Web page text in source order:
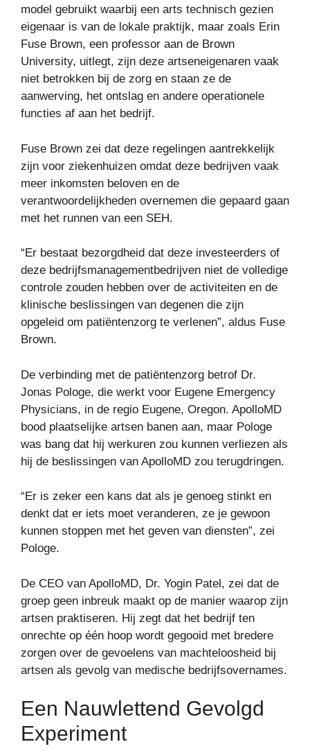
model gebruikt waarbij een arts technisch gezien
eigenaar is van de lokale praktijk, maar zoals Erin
Fuse Brown, een professor aan de Brown
University, uitlegt, zijn deze artseneigenaren vaak
niet betrokken bij de zorg en staan ​​ze de
aanwerving, het ontslag en andere operationele
functies af aan het bedrijf.
Fuse Brown zei dat deze regelingen aantrekkelijk
zijn voor ziekenhuizen omdat deze bedrijven vaak
meer inkomsten beloven en de
verantwoordelijkheden overnemen die gepaard gaan
met het runnen van een SEH.
“Er bestaat bezorgdheid dat deze investeerders of
deze bedrijfsmanagementbedrijven niet de volledige
controle zouden hebben over de activiteiten en de
klinische beslissingen van degenen die zijn
opgeleid om patiëntenzorg te verlenen”, aldus Fuse
Brown.
De verbinding met de patiëntenzorg betrof Dr.
Jonas Pologe, die werkt voor Eugene Emergency
Physicians, in de regio Eugene, Oregon. ApolloMD
bood plaatselijke artsen banen aan, maar Pologe
was bang dat hij werkuren zou kunnen verliezen als
hij de beslissingen van ApolloMD zou terugdringen.
“Er is zeker een kans dat als je genoeg stinkt en
denkt dat er iets moet veranderen, ze je gewoon
kunnen stoppen met het geven van diensten”, zei
Pologe.
De CEO van ApolloMD, Dr. Yogin Patel, zei dat de
groep geen inbreuk maakt op de manier waarop zijn
artsen praktiseren. Hij zegt dat het bedrijf ten
onrechte op één hoop wordt gegooid met bredere
zorgen over de gevoelens van machteloosheid bij
artsen als gevolg van medische bedrijfsovernames.
Een Nauwlettend Gevolgd
Experiment